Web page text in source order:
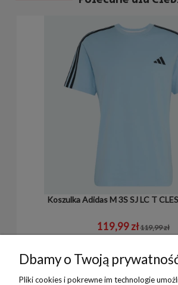
Koszulka Adidas M 3S SJ LC T
119,99 zł119,99 zł
Dbamy o Twoją
Pliki cookies i pokrewne im technologie